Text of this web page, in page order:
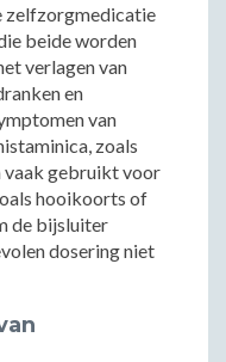
zelfzorgmedicatie
beide worden
verlagen van
en
van
zoals
vaak gebruikt voor
hooikoorts of
de bijsluiter
dosering niet